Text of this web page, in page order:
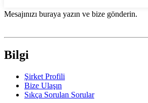
Mesajınızı buraya yazın ve bize gönderin.
Bilgi
Şirket Profili
Bize Ulaşın
Sıkça Sorulan Sorular